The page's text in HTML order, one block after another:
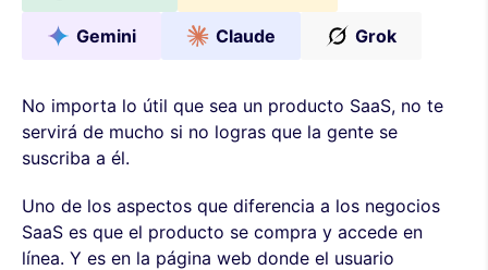
Gemini Claude Grok
No importa lo útil que sea un producto SaaS, no te
servirá de mucho si no logras que la gente se
suscriba a él.
Uno de los aspectos que diferencia a los negocios
SaaS es que el producto se compra y accede en
línea. Y es en la página web donde el usuario